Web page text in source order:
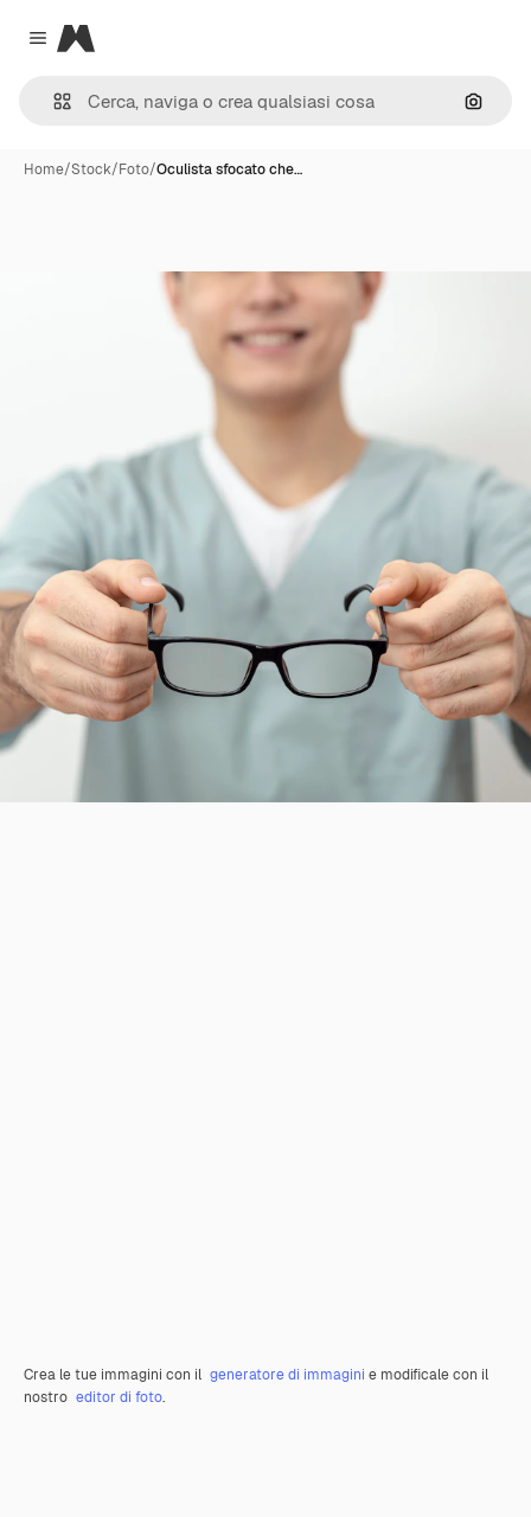
Close menu
Magnific
Cerca
Home/Stock/Foto/Oculista sfocato che…
Crea le tue immagini con il generatore di immagini e modificale con il
nostro editor di foto.